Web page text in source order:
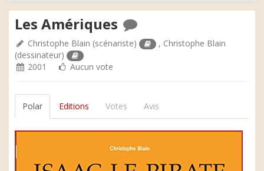
Les Amériques
Christophe Blain (scénariste) , Christophe Blain
(dessinateur)
2001
Aucun vote
Polar Editions Votes Avis